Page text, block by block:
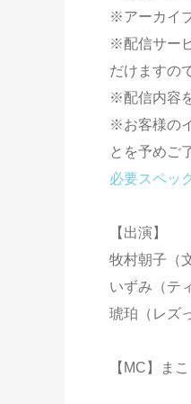
※アーカイ
※配信サー
だけますの
※配信内容
※お客様の
とを予めご
必要スペッ
【出演】
牧村朝子（
いずみ（テ
琥珀（レズ
【MC】ま